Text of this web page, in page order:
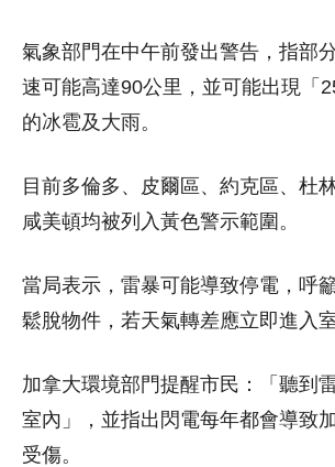
氣象部門在中午前發出警告，指部
速可能高達90公里，並可能出現「
的冰雹及大雨。
目前多倫多、皮爾區、約克區、杜
咸美頓均被列入黃色警示範圍。
當局表示，雷暴可能導致停電，呼
鬆脫物件，若天氣轉差應立即進入室
加拿大環境部門提醒市民：「聽到
室內」，並指出閃電每年都會導致
受傷。